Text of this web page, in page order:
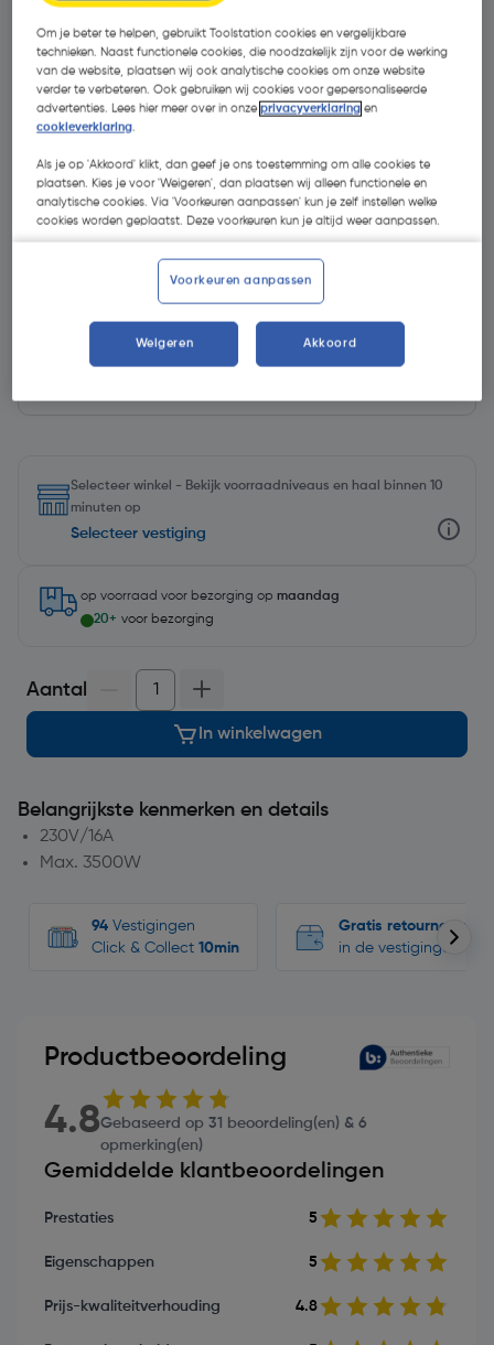
- 24 %
| Excl. btw € 5,58
Kies productvariant(1)
Selecteer winkel - Bekijk voorraadniveaus en haal binnen 10
minuten op
Selecteer vestiging
op voorraad voor bezorging op maandag
20+ voor bezorging
Aantal
In winkelwagen
Belangrijkste kenmerken en details
230V/16A
Max. 3500W
94 Vestigingen
Click & Collect 10min
Gratis retourneren
in de vestigingen
Productbeoordeling
4.8Gebaseerd op 31 beoordeling(en) & 6
opmerking(en)
Gemiddelde klantbeoordelingen
Prestaties 5
Eigenschappen 5
Prijs-kwaliteitverhouding 4.8
Om je beter te helpen, gebruikt Toolstation cookies en vergelijkbare
technieken. Naast functionele cookies, die noodzakelijk zijn voor de werking
van de website, plaatsen wij ook analytische cookies om onze website
verder te verbeteren. Ook gebruiken wij cookies voor gepersonaliseerde
advertenties. Lees hier meer over in onzeprivacyverklaring en
cookieverklaring.
Als je op 'Akkoord' klikt, dan geef je ons toestemming om alle cookies te
plaatsen. Kies je voor 'Weigeren', dan plaatsen wij alleen functionele en
analytische cookies. Via 'Voorkeuren aanpassen' kun je zelf instellen welke
cookies worden geplaatst. Deze voorkeuren kun je altijd weer aanpassen.
Voorkeuren aanpassen
Weigeren Akkoord